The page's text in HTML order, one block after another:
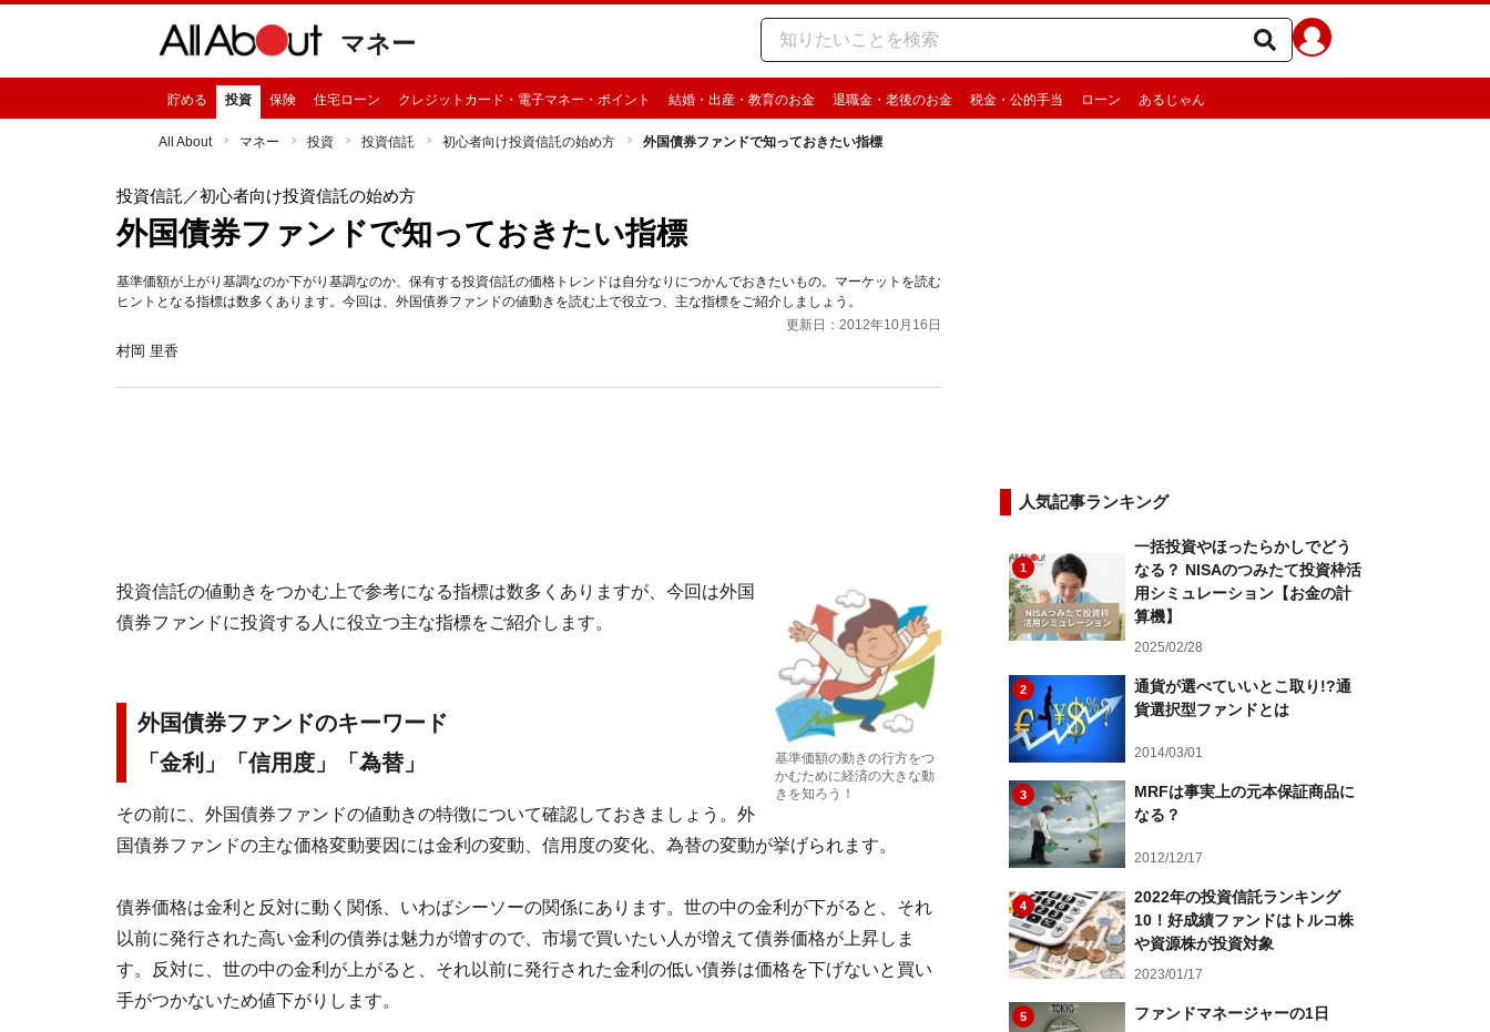
マネー
貯める 投資 保険 住宅ローン クレジットカード・電子マネー・ポイント 結婚・出産・教育のお金 退職金・老後のお金 税金・公的手当 ローン あるじゃん
All About マネー 投資 投資信託 初心者向け投資信託の始め方 外国債券ファンドで知っておきたい指標
投資信託 ／初心者向け投資信託の始め方
外国債券ファンドで知っておきたい指標
基準価額が上がり基調なのか下がり基調なのか、保有する投資信託の価格トレンドは自分なりにつかんでおきたいもの。マーケットを読む
ヒントとなる指標は数多くあります。今回は、外国債券ファンドの値動きを読む上で役立つ、主な指標をご紹介しましょう。
更新日：2012年10月16日
村岡 里香
基準価額の動きの行方をつ
かむために経済の大きな動
きを知ろう！
投資信託の値動きをつかむ上で参考になる指標は数多くありますが、今回は外国
債券ファンドに投資する人に役立つ主な指標をご紹介します。
外国債券ファンドのキーワード
「金利」「信用度」「為替」
その前に、外国債券ファンドの値動きの特徴について確認しておきましょう。外
国債券ファンドの主な価格変動要因には金利の変動、信用度の変化、為替の変動が挙げられます。
債券価格は金利と反対に動く関係、いわばシーソーの関係にあります。世の中の金利が下がると、それ
以前に発行された高い金利の債券は魅力が増すので、市場で買いたい人が増えて債券価格が上昇しま
す。反対に、世の中の金利が上がると、それ以前に発行された金利の低い債券は価格を下げないと買い
手がつかないため値下がりします。
人気記事ランキング
1
一括投資やほったらかしでどう
なる？ NISAのつみたて投資枠活
用シミュレーション【お金の計
算機】
2025/02/28
2
通貨が選べていいとこ取り!?通
貨選択型ファンドとは
2014/03/01
3
MRFは事実上の元本保証商品に
なる？
2012/12/17
4
2022年の投資信託ランキング
10！好成績ファンドはトルコ株
や資源株が投資対象
2023/01/17
5 ファンドマネージャーの1日